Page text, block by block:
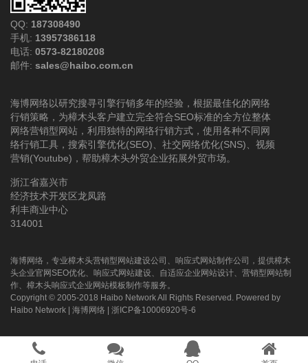
QQ: 187308490
手机: 13957386118
电话: 0573-82180208
邮件: sales@haibo.com.cn
海博网络以研究搜寻引擎行销多年的经验，根据最佳化的网络
行销策略，为樟木头客户建立完全符合SEO标准的全方位整体
网络营销型网站，利用独特的网络行销方式，使用各种不同网
络行销工具，搜索引擎优化(SEO)、社交网络优化(SNS)、视频
营销(Youtube)，帮助樟木头外贸企业拓展外贸市场。
浙江省嘉兴市
经济技术开发区龙凤路
利丰商业中心
314001
海博网络，专业樟木头营销型网站建设公司、响应式网站制作公司，提供樟木
头企业官网SEO优化、响应式网站建设、自适应企业网站设计、营销型网站制
作、樟木头响应式企业网站模板制作等服务。
Copyright © 2005-2018 Haibo Network All Rights Reserved. Powered by
Haibo Network | 海博网络 | 浙ICP备10006920号-6